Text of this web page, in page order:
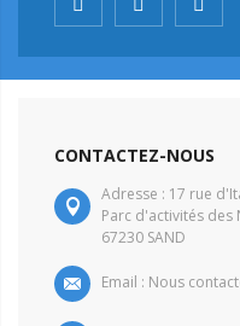
CONTACTEZ-NOUS
Adresse : 17 rue
Parc d'activités des
67230 SAND
Email : Nous